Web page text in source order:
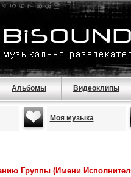
Альбомы Видеоклипы
Моя музыка
Группы (Имени